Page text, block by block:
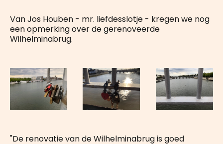
Van Jos Houben - mr. liefdesslotje - kregen we nog
een opmerking over de gerenoveerde
Wilhelminabrug.
"De renovatie van de Wilhelminabrug is goed